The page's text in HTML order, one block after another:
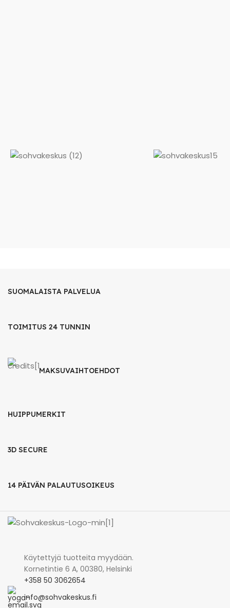
SUOMALAISTA PALVELUA
TOIMITUS 24 TUNNIN
MAKSUVAIHTOEHDOT
HUIPPUMERKIT
3D SECURE
14 PÄIVÄN PALAUTUSOIKEUS
Käytettyjä tuotteita myydään.
Kornetintie 6 A, 00380, Helsinki
+358 50 3062654
info@sohvakeskus.fi